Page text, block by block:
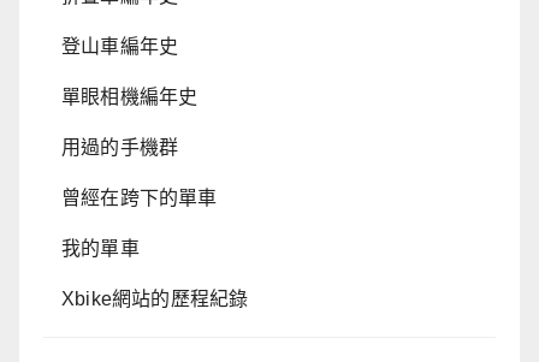
登山車編年史
單眼相機編年史
用過的手機群
曾經在跨下的單車
我的單車
Xbike網站的歷程紀錄